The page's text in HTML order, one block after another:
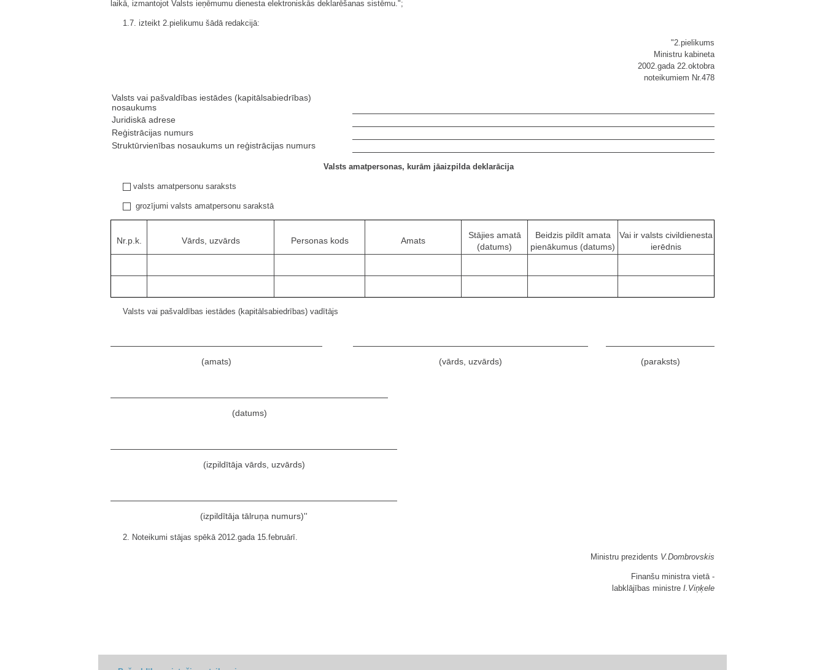
laikā, izmantojot Valsts ieņēmumu dienesta elektroniskās deklarēšanas sistēmu.";
1.7. izteikt 2.pielikumu šādā redakcijā:
"2.pielikums
Ministru kabineta
2002.gada 22.oktobra
noteikumiem Nr.478
Valsts vai pašvaldības iestādes (kapitālsabiedrības)
nosaukums
Juridiskā adrese
Reģistrācijas numurs
Struktūrvienības nosaukums un reģistrācijas numurs
Valsts amatpersonas, kurām jāaizpilda deklarācija
valsts amatpersonu saraksts
grozījumi valsts amatpersonu sarakstā
Nr.p.k. Vārds, uzvārds Personas kods Amats
Stājies amatā
(datums)
Beidzis pildīt amata
pienākumus (datums)
Vai ir valsts civildienesta
ierēdnis
Valsts vai pašvaldības iestādes (kapitālsabiedrības) vadītājs
(amats) (vārds, uzvārds) (paraksts)
(datums)
(izpildītāja vārds, uzvārds)
(izpildītāja tālruņa numurs)''
2. Noteikumi stājas spēkā 2012.gada 15.februārī.
Ministru prezidents V.Dombrovskis
Finanšu ministra vietā -
labklājības ministre I.Viņķele